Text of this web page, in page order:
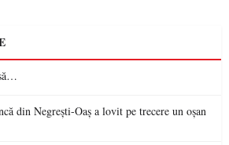
din Negrești-Oaș a lovit pe trecere un oșan